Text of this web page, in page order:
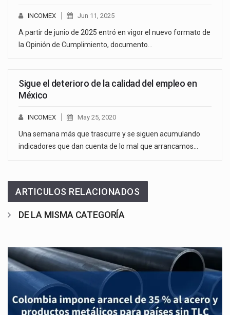
INCOMEX Jun 11, 2025
A partir de junio de 2025 entró en vigor el nuevo formato de
la Opinión de Cumplimiento, documento…
Sigue el deterioro de la calidad del empleo en
México
INCOMEX May 25, 2020
Una semana más que trascurre y se siguen acumulando
indicadores que dan cuenta de lo mal que arrancamos…
ARTICULOS RELACIONADOS
DE LA MISMA CATEGORÍA